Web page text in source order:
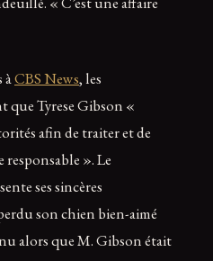
àCBS News, les
que Tyrese Gibson «
afin de traiter et de
responsable ». Le
ses sincères
son chien bien-aimé
alors que M. Gibson était